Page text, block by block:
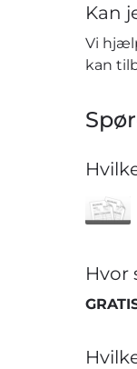
Kan
Vi
kan
Hvor